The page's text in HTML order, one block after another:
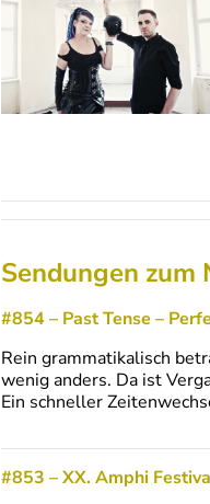
Sendungen zum
#854 – Past Tense –
Rein grammatikalisch
wenig anders. Da ist
Ein schneller
#853 – XX. Amphi